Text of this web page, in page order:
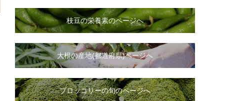
枝豆の栄養素のページへ
大根の産地(都道府県)ページへ
ブロッコリーの旬のページへ